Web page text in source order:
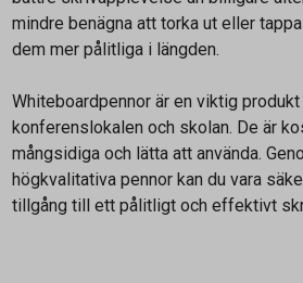
mindre benägna att torka ut eller
dem mer pålitliga i längden.
Whiteboardpennor är en viktig
konferenslokalen och skolan. De är
mångsidiga och lätta att använda.
högkvalitativa pennor kan du vara
tillgång till ett pålitligt och effektivt